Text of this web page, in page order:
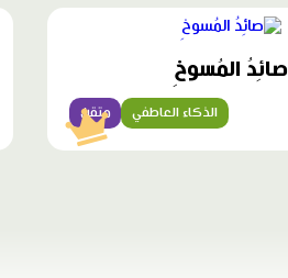
محتوى
صائِدُ المُسوخِ
متقن الذكاء العاطفي